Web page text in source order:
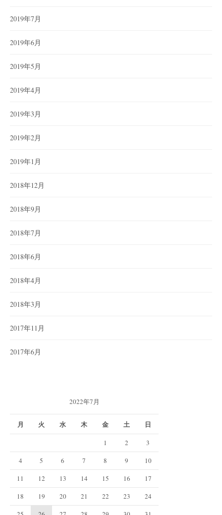
2019年7月
2019年6月
2019年5月
2019年4月
2019年3月
2019年2月
2019年1月
2018年12月
2018年9月
2018年7月
2018年6月
2018年4月
2018年3月
2017年11月
2017年6月
2022年7月
月 火 水 木 金 土 日
1 2
3
4
5 6 7 8 9
10
11
12 13 14 15 16
17
18
19 20 21 22 23
24